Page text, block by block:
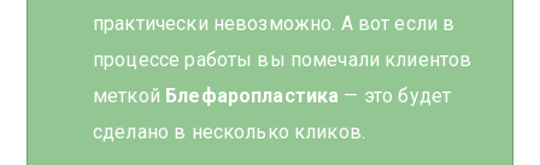
практически невозможно. А вот если в
процессе работы вы помечали клиентов
меткой Блефаропластика — это будет
сделано в несколько кликов.